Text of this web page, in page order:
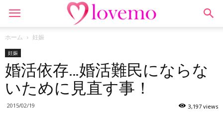
ホーム 妊娠
妊娠
婚活依存…婚活難民にならな
いために見直す事！
2015/02/19 3,197 views